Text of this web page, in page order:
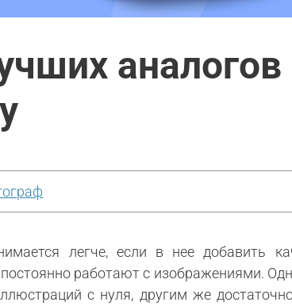
легче, если в нее добавить
работают с изображениями.
с нуля, другим же